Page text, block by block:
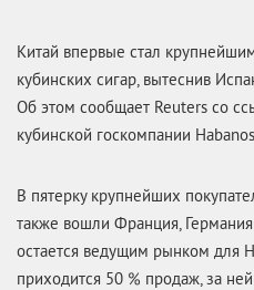
Китай впервые стал
кубинских сигар, вытеснив
Об этом сообщает Reuters со
кубинской госкомпании
В пятерку крупнейших
также вошли Франция,
остается ведущим рынком для
приходится 50 % продаж, за